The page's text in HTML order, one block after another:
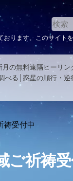
ります。このサイト
月の無料遠隔ヒーリン
べる 惑星の順行・逆
祷受付中
ご祈祷